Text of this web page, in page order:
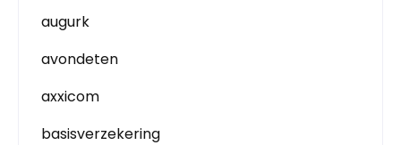
augurk
avondeten
axxicom
basisverzekering